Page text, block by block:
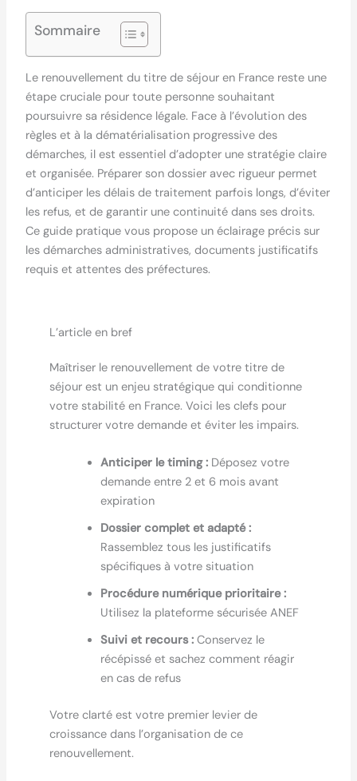
Sommaire
Le renouvellement du titre de séjour en France reste une
étape cruciale pour toute personne souhaitant
poursuivre sa résidence légale. Face à l’évolution des
règles et à la dématérialisation progressive des
démarches, il est essentiel d’adopter une stratégie claire
et organisée. Préparer son dossier avec rigueur permet
d’anticiper les délais de traitement parfois longs, d’éviter
les refus, et de garantir une continuité dans ses droits.
Ce guide pratique vous propose un éclairage précis sur
les démarches administratives, documents justificatifs
requis et attentes des préfectures.
L’article en bref
Maîtriser le renouvellement de votre titre de
séjour est un enjeu stratégique qui conditionne
votre stabilité en France. Voici les clefs pour
structurer votre demande et éviter les impairs.
Anticiper le timing :Déposez votre
demande entre 2 et 6 mois avant
expiration
Dossier complet et adapté :
Rassemblez tous les justificatifs
spécifiques à votre situation
Procédure numérique prioritaire :
Utilisez la plateforme sécurisée ANEF
Suivi et recours :Conservez le
récépissé et sachez comment réagir
en cas de refus
Votre clarté est votre premier levier de
croissance dans l’organisation de ce
renouvellement.